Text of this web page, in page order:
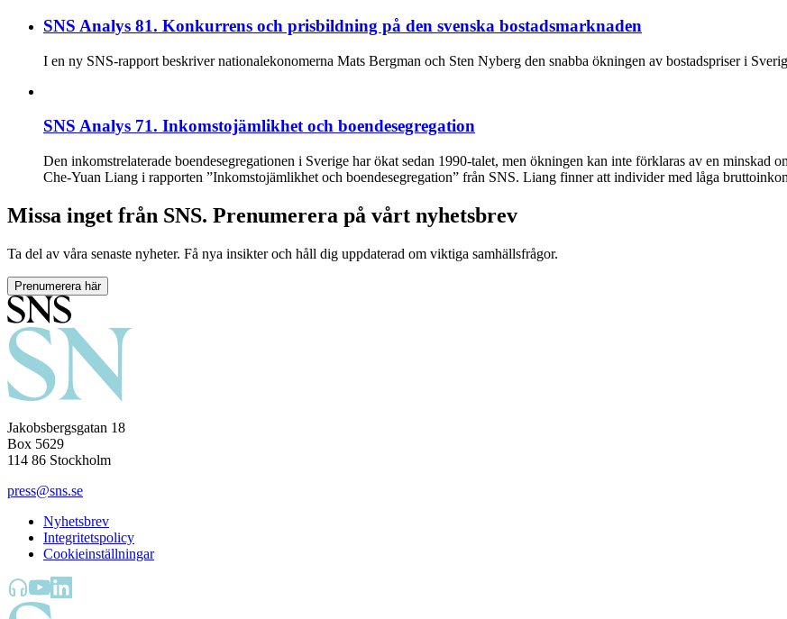
SNS Analys 81. Konkurrens och prisbildning på den svenska bostadsmarknaden
I en ny SNS-rapport beskriver nationalekonomerna Mats Bergman och Sten Nyberg den snabba ökningen av bostadspriser i
SNS Analys 71. Inkomstojämlikhet och boendesegregation
Den inkomstrelaterade boendesegregationen i Sverige har ökat sedan 1990-talet, men ökningen kan inte förklaras av en
Che-Yuan Liang i rapporten ”Inkomstojämlikhet och boendesegregation” från SNS. Liang finner att individer med låga
Missa inget från SNS. Prenumerera på vårt nyhetsbrev
Ta del av våra senaste nyheter. Få nya insikter och håll dig uppdaterad om viktiga samhällsfrågor.
Prenumerera här
Jakobsbergsgatan 18
Box 5629
114 86 Stockholm
press@sns.se
Nyhetsbrev
Integritetspolicy
Cookieinställningar